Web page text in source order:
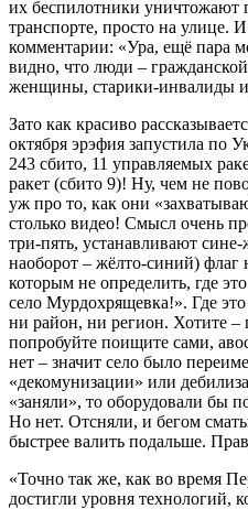
их беспилотники уничтожают
транспорте, просто на улице.
комментарии: «Ура, ещё пара
видно, что люди –
женщины, старики-инвалиды и
Зато как красиво
октября эрэфия запустила по
243 сбито, 11 управляемых
ракет (сбито 9)! Ну, чем не
уж про то, как они
столько видео! Смысл очень
три-пять, устанавливают
наоборот – жёлто-синий) флаг
которым не определить, где
село Мурдохрящевка!». Где
ни район, ни регион. Хотите –
попробуйте поищите сами,
нет – значит село было
«декомунизации» или
«заняли», то оборудовали бы
Но нет. Отсняли, и бегом
быстрее валить подальше.
«Точно так же, как во время
достигли уровня технологий,